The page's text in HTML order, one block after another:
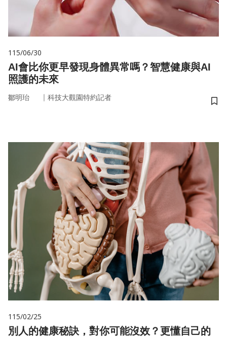
115/06/30
AI會比你更早發現身體異常嗎？智慧健康與AI
照護的未來
鄒明珆 ｜ 科技大觀園特約記者
儲
115/02/25
別人的健康秘訣，對你可能沒效？更懂自己的